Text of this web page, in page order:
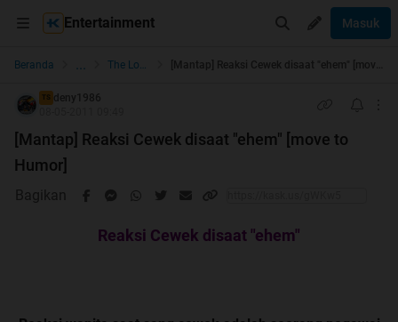
Entertainment Masuk
Beranda ... The Lounge
TS deny1986
[Mantap] Reaksi Cewek disaat "ehem" [move to
Humor]
Bagikan
Reaksi Cewek disaat "ehem"